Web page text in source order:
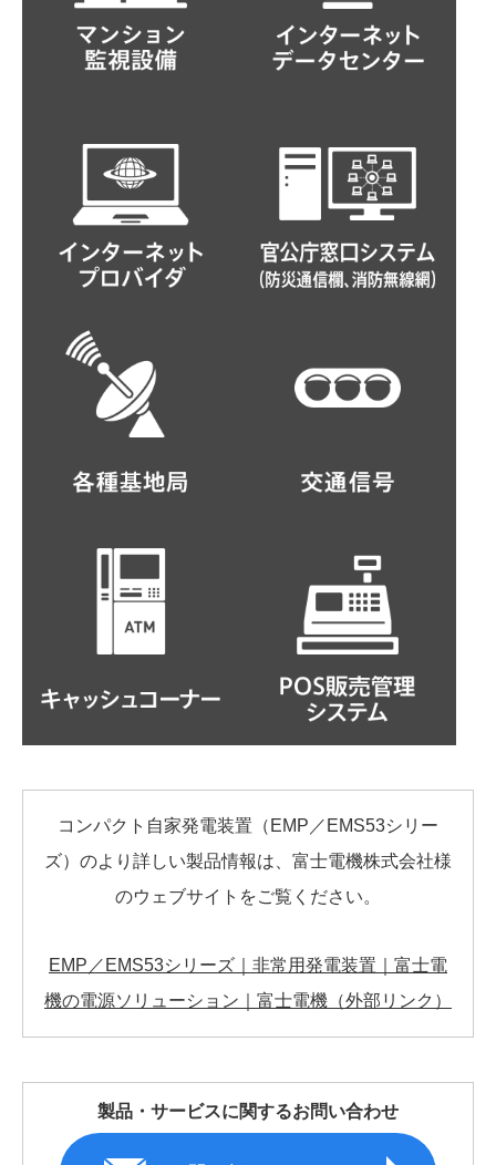
コンパクト自家発電装置（EMP／EMS53シリー
ズ）のより詳しい製品情報は、富士電機株式会社様
のウェブサイトをご覧ください。
EMP／EMS53シリーズ｜非常用発電装置｜富士電
機の電源ソリューション｜富士電機（外部リンク）
製品・サービスに関するお問い合わせ